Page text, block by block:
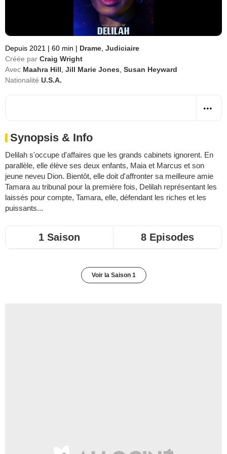
Depuis 2021 | 60 min | Drame Judiciaire
Créée par Craig Wright
Avec Maahra Hill Jill Marie Jones Susan Heyward
Nationalité U.S.A.
Synopsis & Info
Delilah s'occupe d'affaires que les grands cabinets ignorent. En
parallèle, elle élève ses deux enfants, Maia et Marcus et son
jeune neveu Dion. Bientôt, elle doit d'affronter sa meilleure amie
Tamara au tribunal pour la première fois, Delilah représentant les
laissés pour compte, Tamara, elle, défendant les riches et les
puissants...
1 Saison 8 Episodes
Voir la Saison 1